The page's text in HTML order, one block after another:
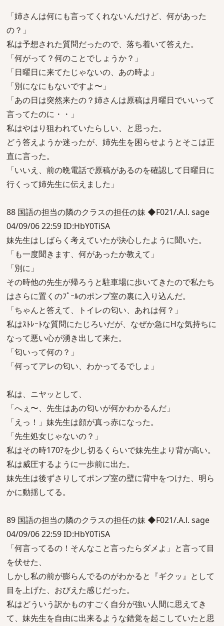
「姉さんは何にも言ってくれないんだけど、何があった
の？」
私は予想された質問だったので、落ち着いて答えた。
「何がって？何のことでしょうか？」
「日曜日に来てたじゃないの、あの時よ」
「別になにもないですよ〜」
「あの日は突然来たの？姉さんは原稿は月曜日でいいって
言ってたのに・・」
私はやはり狙われていたらしい、と思った。
どう答えようか迷ったが、姉先生を困らせようとそこは正
直に言った。
「いいえ、前の晩電話で原稿があるのを確認して日曜日に
行くって姉先生に伝えました」
88 国語の担当の隣のクラスの担任の妹 ◆F021/.A.l. sage
04/09/06 22:59 ID:HbY0TiSA
妹先生はしばらく考えていたが決心したように聞いた。
「も一度聞きます、何があったか教えて」
「別に」
その時他の先生が帰ろうと駐車場に歩いてきたので私たち
はさらに置くのﾌﾟｰﾙのポンプ室の裏に入り込んだ。
「ちゃんと答えて、トイレの匂い、あれは何？」
私はｽﾄﾚｰﾄな質問にたじろいだが、なぜか急にHな気持ちに
なって悪い心が湧き出して来た。
「匂いって何の？」
「何ってアレの匂い、わかってるでしょ」
私は、ニヤッとして、
「へぇ〜、先生はあの匂いが何かわかるんだ」
「えっ！」妹先生は顔が真っ赤になった。
「先生処女じゃないの？」
私はその時170?を少し切るくらいで妹先生より背が高い。
私は威圧するように一歩前に出た。
妹先生は後ずさりしてポンプ室の壁に背中をつけた、明ら
かに動揺してる。
89 国語の担当の隣のクラスの担任の妹 ◆F021/.A.l. sage
04/09/06 22:59 ID:HbY0TiSA
「何言ってるの！そんなこと言ったらダメよ」と言って目
を伏せた、
しかし私の前が膨らんでるのがわかると『ギクッ』として
目を上げた、おびえた感じだった。
私はどういう訳かものすごく自分が強い人間に思えてき
て、妹先生を自由に出来るような錯覚を起こしていたと思